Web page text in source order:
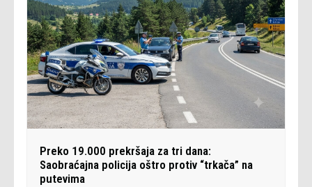
Preko 19.000 prekršaja za tri dana:
Saobraćajna policija oštro protiv “trkača” na
putevima